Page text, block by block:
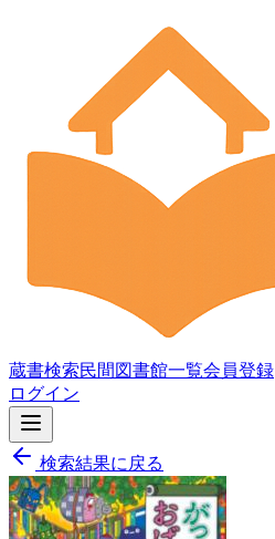
蔵書検索民間図書館一覧会員登録
ログイン
検索結果に戻る